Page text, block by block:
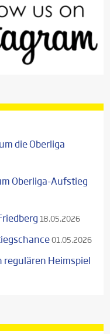
die Oberliga
Oberliga-Aufstieg
18.05.2026
01.05.2026
regulären Heimspiel